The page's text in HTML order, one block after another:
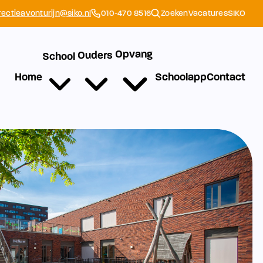
010-470 8516 ZoekenVacaturesSIKO
Home
School Ouders Opvang
SchoolappContact